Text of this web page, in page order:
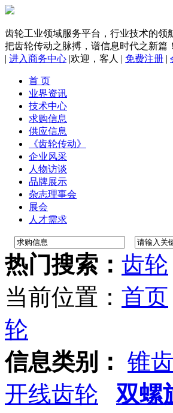
齿轮工业领域服务平台，行业技术的领
把齿轮传动之脉搏，谱信息时代之新篇！
| 进入商务中心 |欢迎， 客人 | 免费注册 |
首 页
业界资讯
技术中心
求购信息
供应信息
《齿轮传动》
企业风采
人物访谈
品牌展示
杂志理事会
展会
人才需求
热门搜索： 齿轮
当前位置： 首页
轮
信息类别： 锥
开线齿轮
双螺